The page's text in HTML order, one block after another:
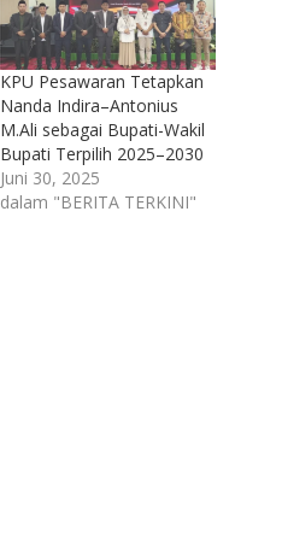
KPU Pesawaran Tetapkan
Nanda Indira–Antonius
M.Ali sebagai Bupati-Wakil
Bupati Terpilih 2025–2030
Juni 30, 2025
dalam "BERITA TERKINI"